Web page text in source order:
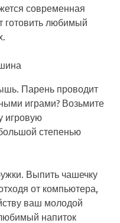
современная
готовить любимый
Парень проводит
играми? Возьмите
игровую
степенью
Выпить чашечку
от компьютера,
ваш молодой
напиток